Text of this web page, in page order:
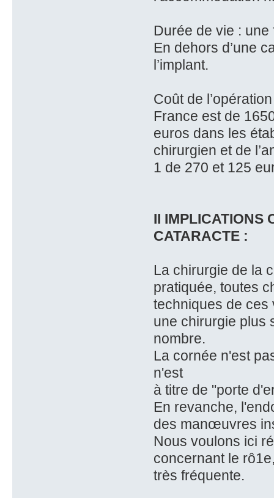
Durée de vie : une
En dehors d’une
l’implant.
Coût de
France est de
euros dans les
chirurgien et de
1 de 270 et 125
II IMPLICATIONS
CATARACTE :
La chirurgie de la
pratiquée, toutes
techniques de ces
une chirurgie plus
nombre.
La cornée n'est
n'est
à titre de "porte
En revanche,
des manœuvres
Nous voulons ici
concernant le
très fréquente.